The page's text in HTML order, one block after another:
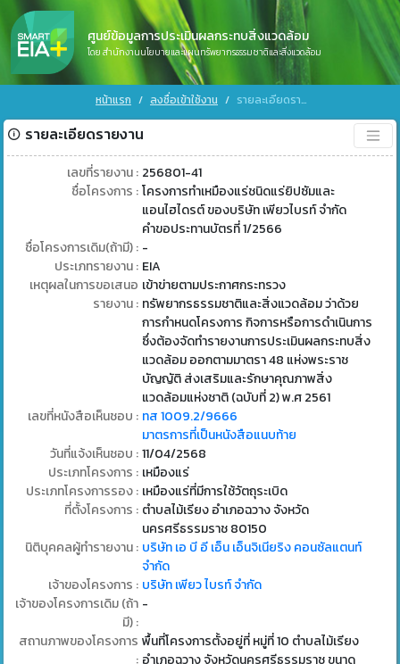
ศูนย์ข้อมูลการประเมินผลกระทบสิ่งแวดล้อม
โดย สำนักงานนโยบายและแผนทรัพยากรธรรมชาติและสิ่งแวดล้อม
หน้าแรก ลงชื่อเข้าใช้งาน รายละเอียดรายงาน
รายละเอียดรายงาน
เลขที่รายงาน : 256801-41
ชื่อโครงการ : โครงการทำเหมืองแร่ชนิดแร่ยิปซัมและ
แอนไฮไดรต์ ของบริษัท เพียวไบรท์ จำกัด
คำขอประทานบัตรที่ 1/2566
ชื่อโครงการเดิม(ถ้ามี) : -
ประเภทรายงาน : EIA
เหตุผลในการขอเสนอ
รายงาน :
เข้าข่ายตามประกาศกระทรวง
ทรัพยากรธรรมชาติและสิ่งแวดล้อม ว่าด้วย
การกำหนดโครงการ กิจการหรือการดำเนินการ
ซึ่งต้องจัดทำรายงานการประเมินผลกระทบสิ่ง
แวดล้อม ออกตามมาตรา 48 แห่งพระราช
บัญญัติ ส่งเสริมและรักษาคุณภาพสิ่ง
แวดล้อมแห่งชาติ (ฉบับที่ 2) พ.ศ 2561
เลขที่หนังสือเห็นชอบ : ทส 1009.2/9666
มาตรการที่เป็นหนังสือแนบท้าย
วันที่แจ้งเห็นชอบ : 11/04/2568
ประเภทโครงการ : เหมืองแร่
ประเภทโครงการรอง : เหมืองแร่ที่มีการใช้วัตถุระเบิด
ที่ตั้งโครงการ : ตำบลไม้เรียง อำเภอฉวาง จังหวัด
นครศรีธรรมราช 80150
นิติบุคคลผู้ทำรายงาน : บริษัท เอ บี อี เอ็น เอ็นจิเนียริง คอนซัลแตนท์
จำกัด
เจ้าของโครงการ : บริษัท เพียว ไบรท์ จำกัด
เจ้าของโครงการเดิม (ถ้า
มี) :
-
สถานภาพของโครงการ
:
พื้นที่โครงการตั้งอยู่ที่ หมู่ที่ 10 ตำบลไม้เรียง
อำเภอฉวาง จังหวัดนครศรีธรรมราช ขนาด